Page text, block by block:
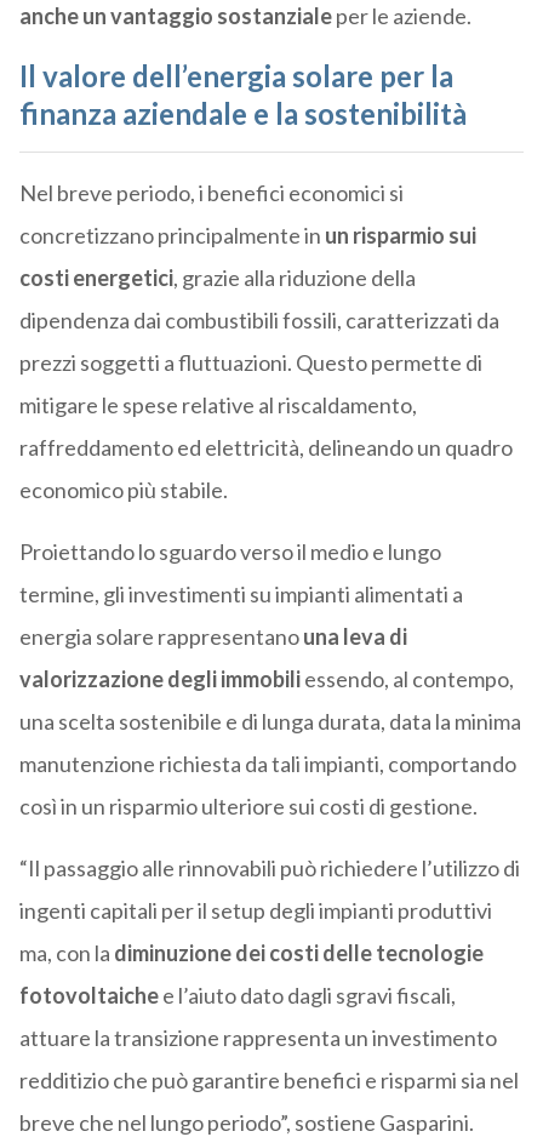
anche un vantaggio sostanzialeper le aziende.
Il valore dell’energia solare per la
finanza aziendale e la sostenibilità
Nel breve periodo, i benefici economici si
concretizzano principalmente in un risparmio sui
costi energetici, grazie alla riduzione della
dipendenza dai combustibili fossili, caratterizzati da
prezzi soggetti a fluttuazioni. Questo permette di
mitigare le spese relative al riscaldamento,
raffreddamento ed elettricità, delineando un quadro
economico più stabile.
Proiettando lo sguardo verso il medio e lungo
termine, gli investimenti su impianti alimentati a
energia solare rappresentanouna leva di
valorizzazione degli immobiliessendo, al contempo,
una scelta sostenibile e di lunga durata, data la minima
manutenzione richiesta da tali impianti, comportando
così in un risparmio ulteriore sui costi di gestione.
“Il passaggio alle rinnovabili può richiedere l’utilizzo di
ingenti capitali per il setup degli impianti produttivi
ma, con la diminuzione dei costi delle tecnologie
fotovoltaichee l’aiuto dato dagli sgravi fiscali,
attuare la transizione rappresenta un investimento
redditizio che può garantire benefici e risparmi sia nel
breve che nel lungo periodo”, sostiene Gasparini.